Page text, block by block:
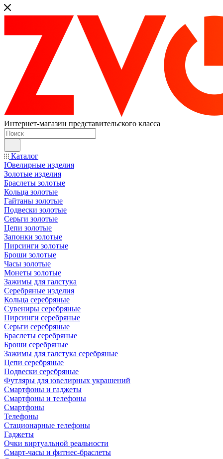
Интернет-магазин представительского класса
Каталог
Ювелирные изделия
Золотые изделия
Браслеты золотые
Кольца золотые
Гайтаны золотые
Подвески золотые
Серьги золотые
Цепи золотые
Запонки золотые
Пирсинги золотые
Броши золотые
Часы золотые
Монеты золотые
Зажимы для галстука
Серебряные изделия
Кольца серебряные
Сувениры серебряные
Пирсинги серебряные
Серьги серебряные
Браслеты серебряные
Броши серебряные
Зажимы для галстука серебряные
Цепи серебряные
Подвески серебряные
Футляры для ювелирных украшений
Смартфоны и гаджеты
Смартфоны и телефоны
Смартфоны
Телефоны
Стационарные телефоны
Гаджеты
Очки виртуальной реальности
Смарт-часы и фитнес-браслеты